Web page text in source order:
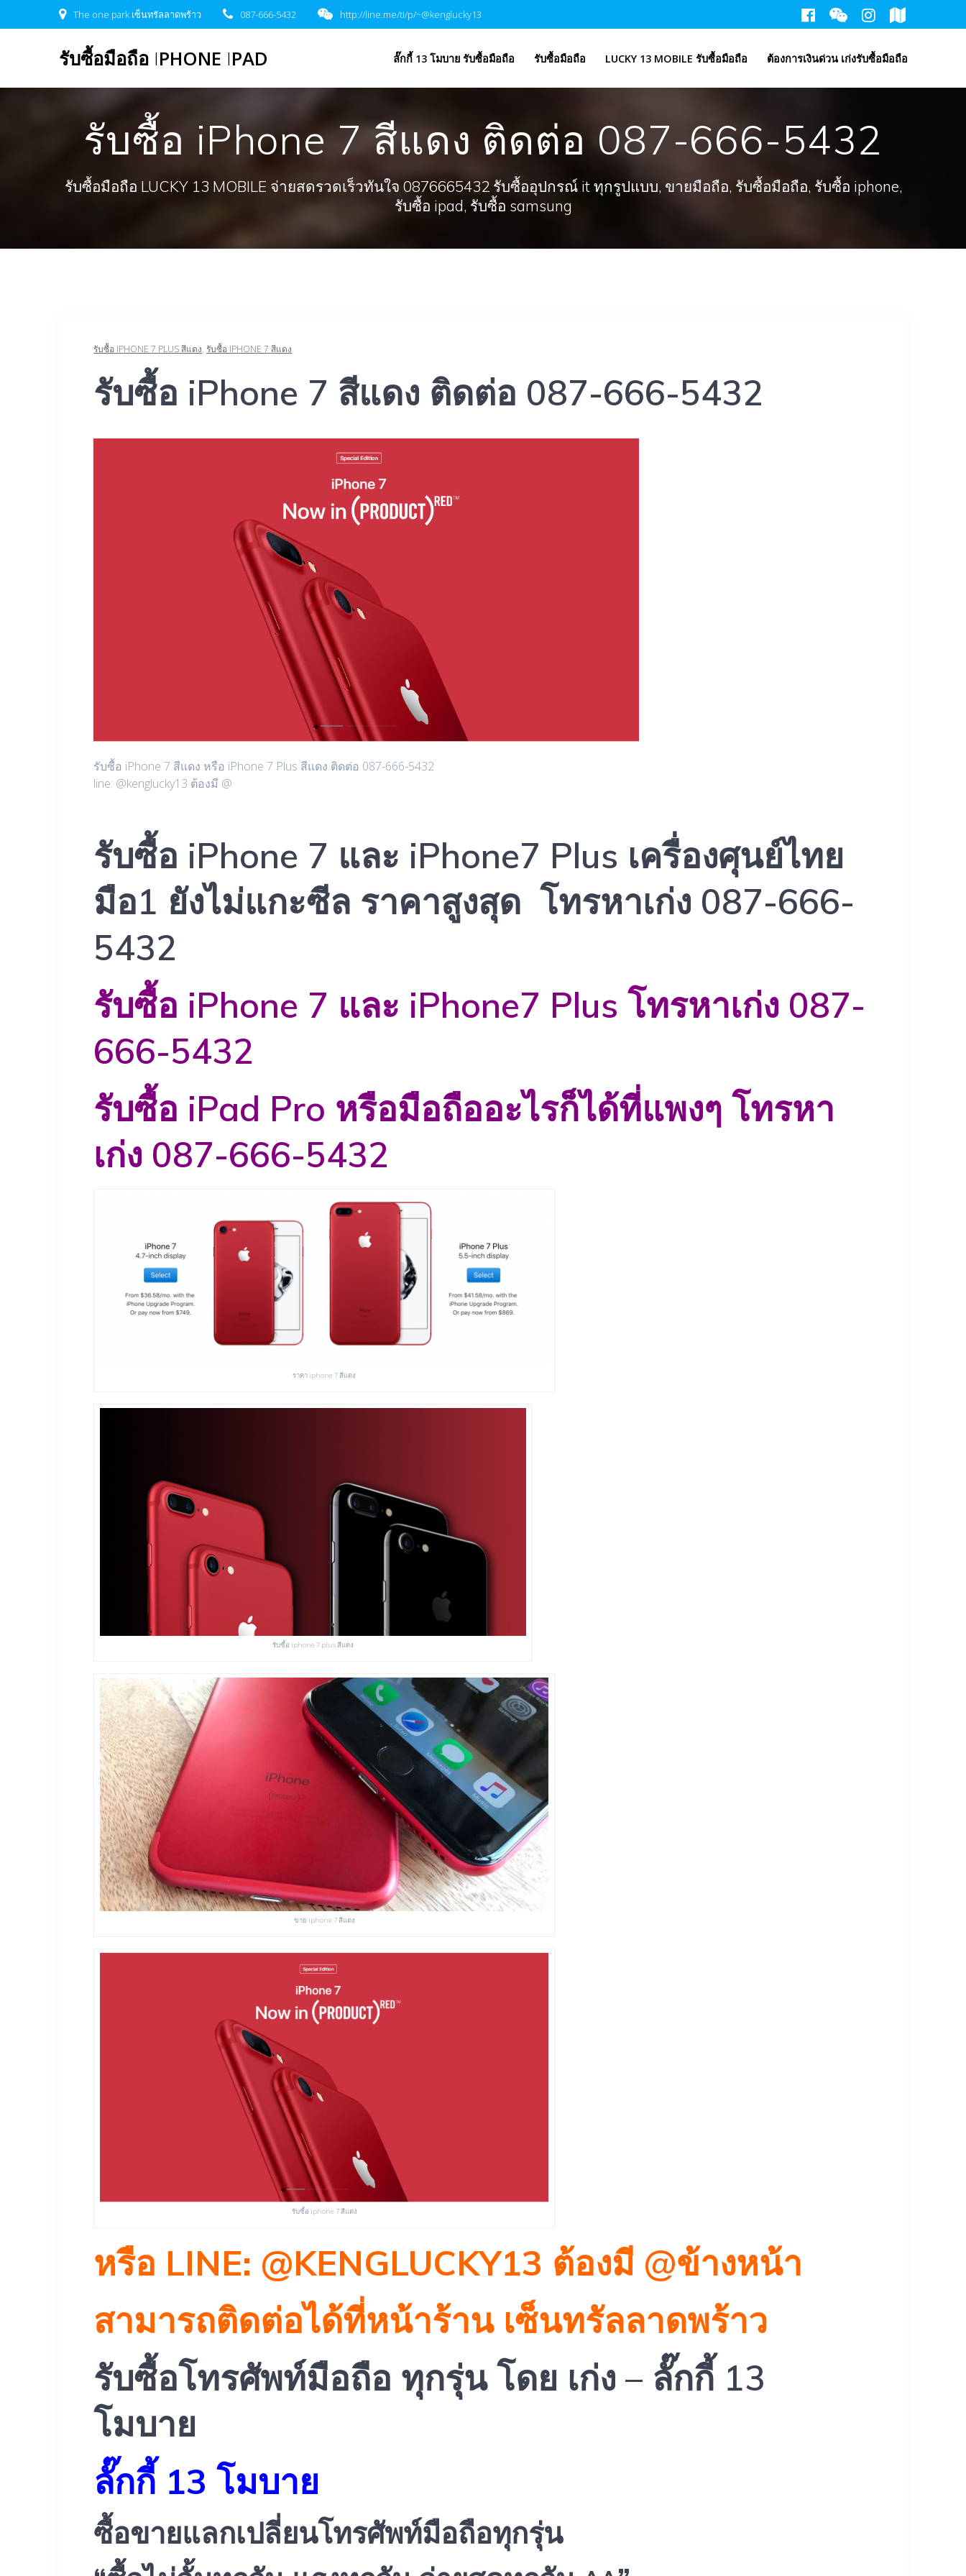
to
The one park เซ็นทรัลลาดพร้าว 087-666-5432 http://line.me/ti/p/~@kenglucky13
รับซื้อมือถือ IPHONE IPAD ​ลั๊กกี้ 13 โมบาย รับซื้อมือถือ รับซื้อมือถือ LUCKY 13 MOBILE รับซื้อมือถือ ต้องการเงินด่วน เก่งรับซื้อมือถือ
รับซื้อ iPhone 7 สีแดง ติดต่อ 087-666-5432
รับซื้อมือถือ LUCKY 13 MOBILE จ่ายสดรวดเร็วทันใจ 0876665432 รับซื้ออุปกรณ์ it ทุกรูปแบบ, ขายมือถือ, รับซื้อมือถือ, รับซื้อ iphone,
รับซื้อ ipad, รับซื้อ samsung
รับซื้อ IPHONE 7 PLUS สีแดง, รับซื้อ IPHONE 7 สีแดง
รับซื้อ iPhone 7 สีแดง ติดต่อ 087-666-5432
รับซื้อ iPhone 7 สีแดง หรือ iPhone 7 Plus สีแดง ติดต่อ 087-666-5432
line: @kenglucky13 ต้องมี @
รับซื้อ iPhone 7 และ iPhone7 Plus เครื่องศุนย์ไทย
มือ1 ยังไม่แกะซีล ราคาสูงสุด โทรหาเก่ง 087-666-
5432
รับซื้อ iPhone 7 และ iPhone7 Plus โทรหาเก่ง 087-
666-5432
รับซื้อ iPad Pro หรือมือถืออะไรก็ได้ที่แพงๆ โทรหา
เก่ง 087-666-5432
ราคา iphone 7 สีแดง
รับซื้อ iphone 7 plus สีแดง
ขาย iphone 7 สีแดง
รับซื้อ iphone 7 สีแดง
หรือ LINE: @KENGLUCKY13 ต้องมี @ข้างหน้า
สามารถติดต่อได้ที่หน้าร้าน เซ็นทรัลลาดพร้าว
รับซื้อโทรศัพท์มือถือ ทุกรุ่น โดย เก่ง – ลั๊กกี้ 13
โมบาย
ลั๊กกี้ 13 โมบาย
ซื้อขายแลกเปลี่ยนโทรศัพท์มือถือทุกรุ่น